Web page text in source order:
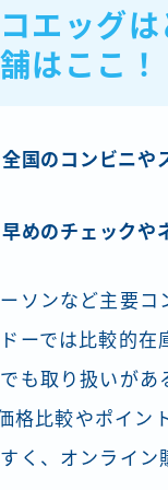
エッグ
はここ！
国のコンビニや
めのチェックや
ソンなど主要コ
ーでは比較的在
も取り扱いがあ
格比較やポイン
く、オンライン